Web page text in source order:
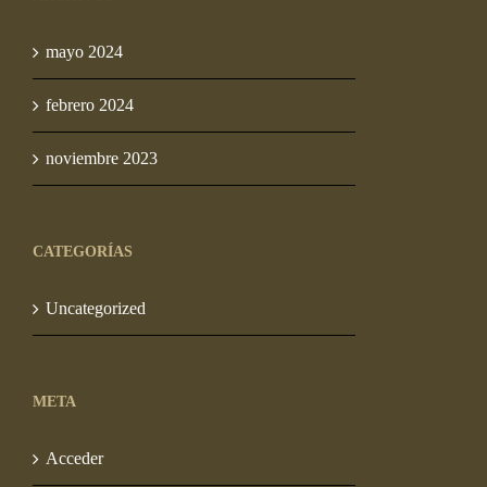
mayo 2024
febrero 2024
noviembre 2023
CATEGORÍAS
Uncategorized
META
Acceder